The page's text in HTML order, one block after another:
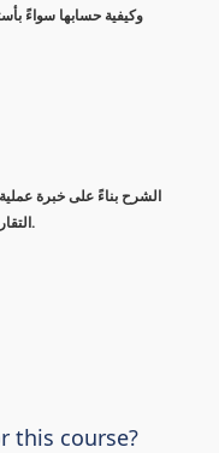
الشرح بناءً على خبرة
التقارير التي أتعامل بها بشكل يومي أو أسبوعي في عملي.
this course?